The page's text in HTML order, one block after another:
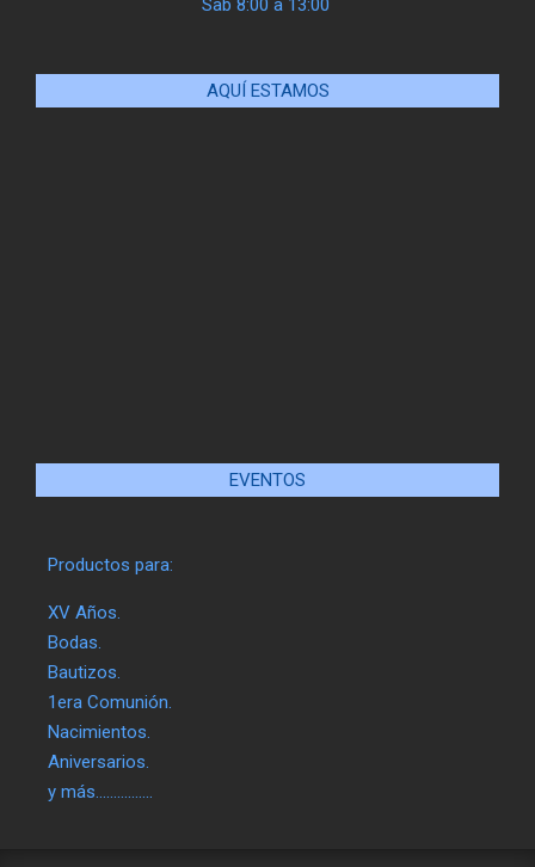
AQUÍ ESTAMOS
EVENTOS
Productos para:
XV Años.
Bodas.
Bautizos.
1era Comunión.
Nacimientos.
Aniversarios.
y más…………….